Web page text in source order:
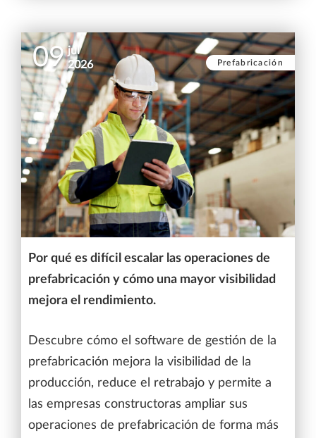
09 jul
2026
Prefabricación
Por qué es difícil escalar las operaciones de
prefabricación y cómo una mayor visibilidad
mejora el rendimiento.
Descubre cómo el software de gestión de la
prefabricación mejora la visibilidad de la
producción, reduce el retrabajo y permite a
las empresas constructoras ampliar sus
operaciones de prefabricación de forma más